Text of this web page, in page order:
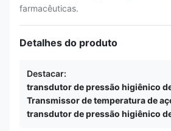
farmacêuticas.
Detalhes do produto
Destacar:
transdutor de pressão higiênico
Transmissor de temperatura de
transdutor de pressão higiênico